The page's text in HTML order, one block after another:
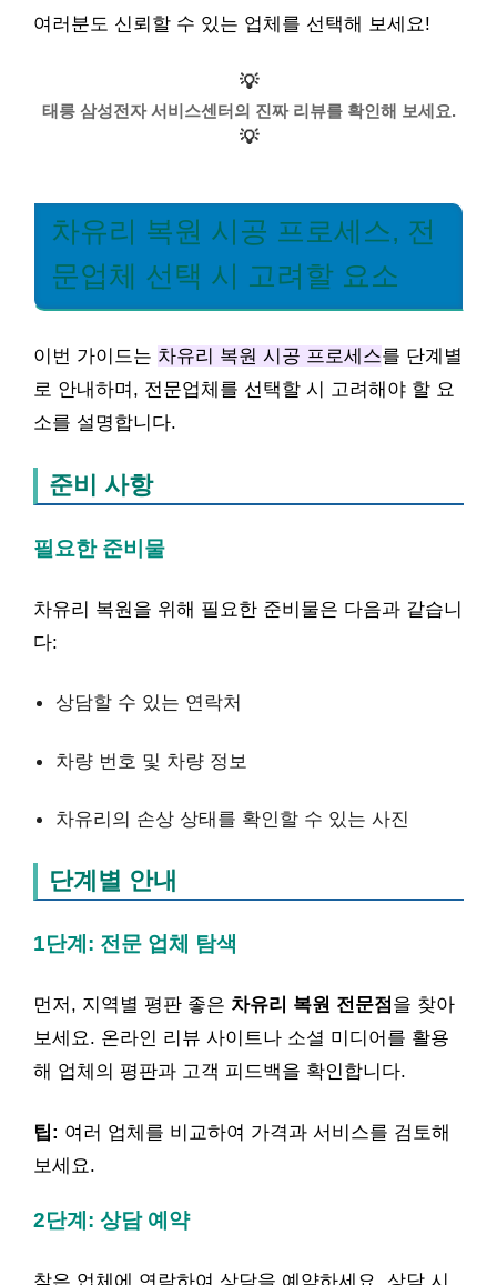
여러분도 신뢰할 수 있는 업체를 선택해 보세요!
💡
태릉 삼성전자 서비스센터의 진짜 리뷰를 확인해 보세요.
💡
차유리 복원 시공 프로세스, 전
문업체 선택 시 고려할 요소
이번 가이드는 차유리 복원 시공 프로세스를 단계별
로 안내하며, 전문업체를 선택할 시 고려해야 할 요
소를 설명합니다.
준비 사항
필요한 준비물
차유리 복원을 위해 필요한 준비물은 다음과 같습니
다:
상담할 수 있는 연락처
차량 번호 및 차량 정보
차유리의 손상 상태를 확인할 수 있는 사진
단계별 안내
1단계: 전문 업체 탐색
먼저, 지역별 평판 좋은 차유리 복원 전문점을 찾아
보세요. 온라인 리뷰 사이트나 소셜 미디어를 활용
해 업체의 평판과 고객 피드백을 확인합니다.
팁: 여러 업체를 비교하여 가격과 서비스를 검토해
보세요.
2단계: 상담 예약
찾은 업체에 연락하여 상담을 예약하세요. 상담 시